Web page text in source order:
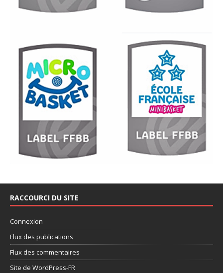
RACCOURCI DU SITE
Connexion
Flux des publications
Flux des commentaires
Site de WordPress-FR